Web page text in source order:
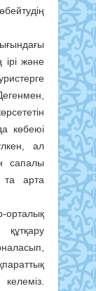
ірі және
көбеюі
ал
сапалы
та арта
орталық